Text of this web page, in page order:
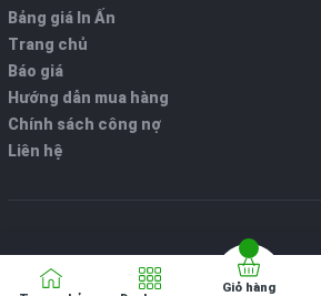
Bảng giá In Ấn
Trang chủ
Báo giá
Hướng dẫn mua hàng
Chính sách công nợ
Liên hệ
Bản quyển thuộc vềVPP ONLINEGiỏ hàng